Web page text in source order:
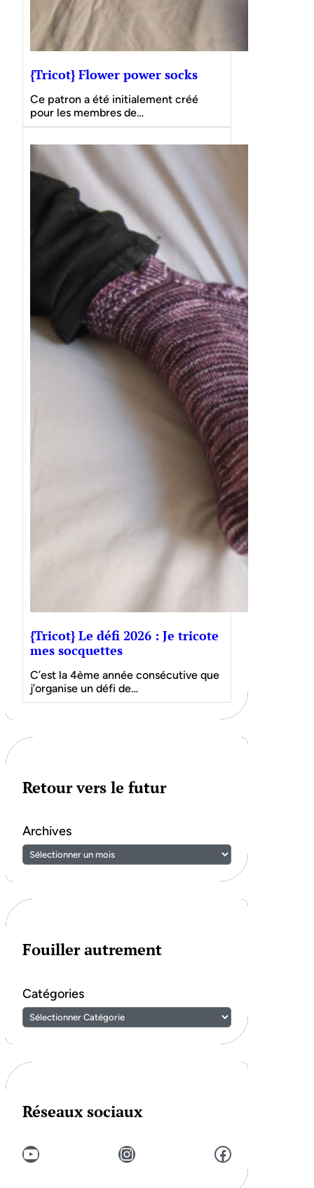
{Tricot} Flower power socks
Ce patron a été initialement créé
pour les membres de…
{Tricot} Le défi 2026 : Je tricote
mes socquettes
C’est la 4ème année consécutive que
j’organise un défi de…
Retour vers le futur
Archives
Fouiller autrement
Catégories
Réseaux sociaux
YouTube Instagram Facebook